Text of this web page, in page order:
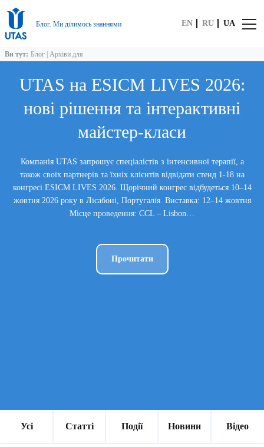
Блог. Ми ділимось знаннями EN RU UA
Ви тут: Блог Архіви для
UTAS на ESICM LIVES 2026:
нові рішення та інтерактивні
майстер-класи
Компанія UTAS запрошує спеціалістів з інтенсивної терапії, а
також своїх партнерів та їхніх клієнтів відвідати стенд 1-18 на
конгресі ESICM LIVES 2026. Щорічний конгрес відбудеться 10–14
жовтня 2026 року в Лісабоні, Португалія. Виставка: 12–14 жовтня
Місце проведення: CCL – Lisbon…
Прочитати
Усі Статті Події Новини Відео